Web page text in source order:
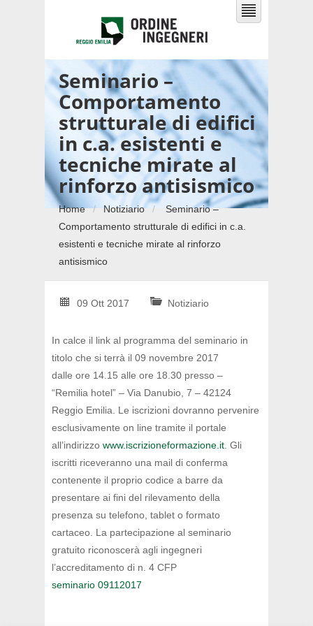
Seminario –
Comportamento
strutturale di edifici
in c.a. esistenti e
tecniche mirate al
rinforzo antisismico
Home Notiziario
Seminario –
Comportamento strutturale di edifici in c.a.
esistenti e tecniche mirate al rinforzo
antisismico
09 Ott 2017 Notiziario
In calce il link al programma del seminario in
titolo che si terrà il 09 novembre 2017
dalle ore 14.15 alle ore 18.30 presso –
“Remilia hotel” – Via Danubio, 7 – 42124
Reggio Emilia. Le iscrizioni dovranno pervenire
esclusivamente on line tramite il portale
all’indirizzo www.iscrizioneformazione.it . Gli
iscritti riceveranno una mail di conferma
contenente il proprio codice a barre da
presentare ai fini del rilevamento della
presenza su telefono, tablet o formato
cartaceo. La partecipazione al seminario
gratuito riconoscerà agli ingegneri
l’accreditamento di n. 4 CFP
seminario 09112017